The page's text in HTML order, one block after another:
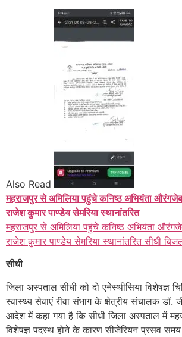
Also Read
महराजपुर से अमिलिया पहुंचे कनिष्ठ अभियंता
राजेश कुमार पाण्डेय सेमरिया स्थानांतरित
महराजपुर से अमिलिया पहुंचे कनिष्ठ अभियंता
राजेश कुमार पाण्डेय सेमरिया स्थानांतरित सीधी
सीधी
जिला अस्पताल सीधी को दो एनेस्थीसिया विशेषज्ञ
स्वास्थ्य सेवाएं रीवा संभाग के क्षेत्रीय संचालक डॉ.
आदेश में कहा गया है कि सीधी जिला अस्पताल में
विशेषज्ञ पदस्थ होने के कारण सीजेरियन प्रसव समय